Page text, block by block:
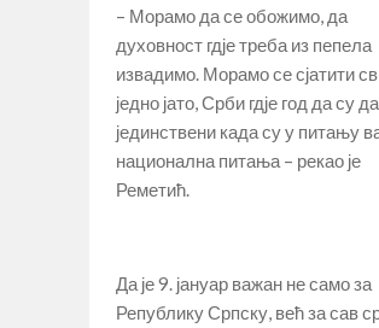
– Морамо да се обожимо, да
духовност гдје треба из пепела
извадимо. Морамо се сјатити
једно јато, Срби гдје год да су
јединствени када су у питању
национална питања – рекао је
Реметић.
Да је 9. јануар важан не само за
Републику Српску, већ за сав